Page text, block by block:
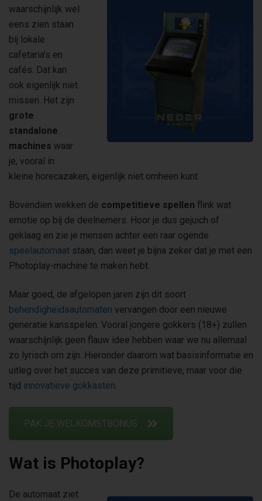
waarschijnlijk wel
eens zien staan
bij lokale
cafetaria’s en
cafés. Dat kan
ook eigenlijk niet
missen. Het zijn
grote
standalone
machines waar
je, vooral in
kleine horecazaken, eigenlijk niet omheen kunt.
Bovendien wekken de competitieve spellen flink wat
emotie op bij de deelnemers. Hoor je dus gejuich of
geklaag en zie je mensen achter een raar ogende
speelautomaat staan, dan weet je bijna zeker dat je met een
Photoplay-machine te maken hebt.
Maar goed, de afgelopen jaren zijn dit soort
behendigheidsautomaten vervangen door een nieuwe
generatie kansspelen. Vooral jongere gokkers (18+) zullen
waarschijnlijk geen flauw idee hebben waar we nu allemaal
zo lyrisch om zijn. Hieronder daarom wat basisinformatie en
uitleg over het succes van deze primitieve, maar voor die
tijd innovatieve gokkasten.
PAK JE WELKOMSTBONUS
Wat is Photoplay?
De automaat ziet